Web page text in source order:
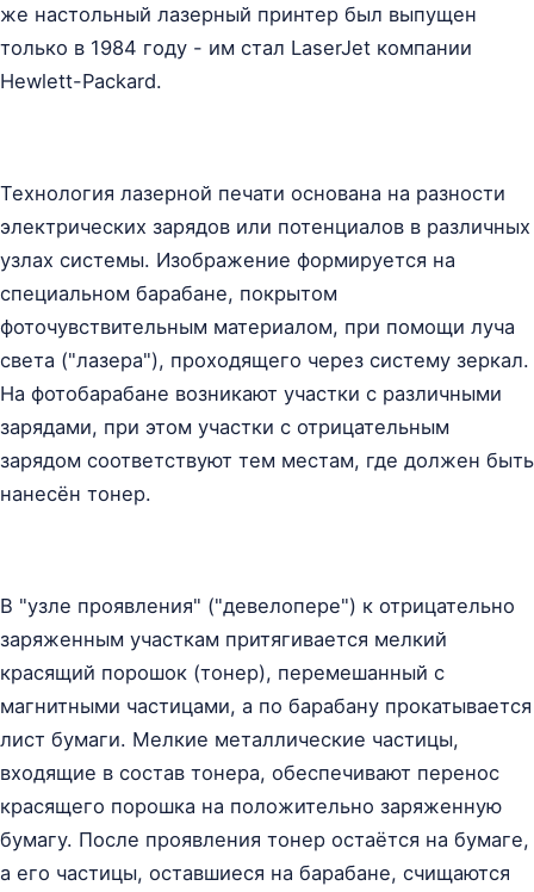
же настольный лазерный принтер был выпущен
только в 1984 году - им стал LaserJet компании
Hewlett-Packard.
Технология лазерной печати основана на разности
электрических зарядов или потенциалов в различных
узлах системы. Изображение формируется на
специальном барабане, покрытом
фоточувствительным материалом, при помощи луча
света ("лазера"), проходящего через систему зеркал.
На фотобарабане возникают участки с различными
зарядами, при этом участки с отрицательным
зарядом соответствуют тем местам, где должен быть
нанесён тонер.
В "узле проявления" ("девелопере") к отрицательно
заряженным участкам притягивается мелкий
красящий порошок (тонер), перемешанный с
магнитными частицами, а по барабану прокатывается
лист бумаги. Мелкие металлические частицы,
входящие в состав тонера, обеспечивают перенос
красящего порошка на положительно заряженную
бумагу. После проявления тонер остаётся на бумаге,
а его частицы, оставшиеся на барабане, счищаются